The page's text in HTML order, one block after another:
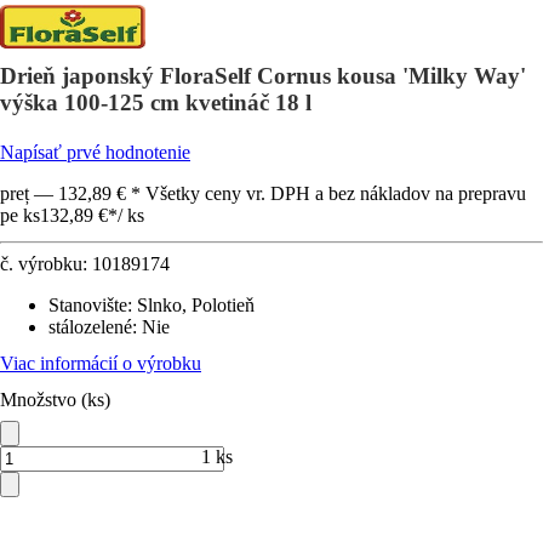
Drieň japonský FloraSelf Cornus kousa 'Milky Way'
výška 100-125 cm kvetináč 18 l
Napísať prvé hodnotenie
preț — 132,89 € * Všetky ceny vr. DPH a bez nákladov na prepravu
pe ks132,89 €*/ ks
č. výrobku: 10189174
Stanovište: Slnko, Polotieň
stálozelené: Nie
Viac informácií o výrobku
Množstvo (ks)
1 ks